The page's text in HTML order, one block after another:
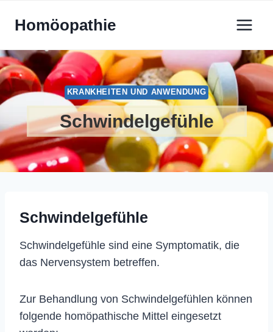
InhaltHomöopathie
KRANKHEITEN UND ANWENDUNG
Schwindelgefühle
Schwindelgefühle
Schwindelgefühle sind eine Symptomatik, die
das Nervensystem betreffen.
Zur Behandlung von Schwindelgefühlen können
folgende homöpathische Mittel eingesetzt